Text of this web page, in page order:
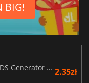
BIG!
Game Character Hub PE DS Generator Parts 2.35zł